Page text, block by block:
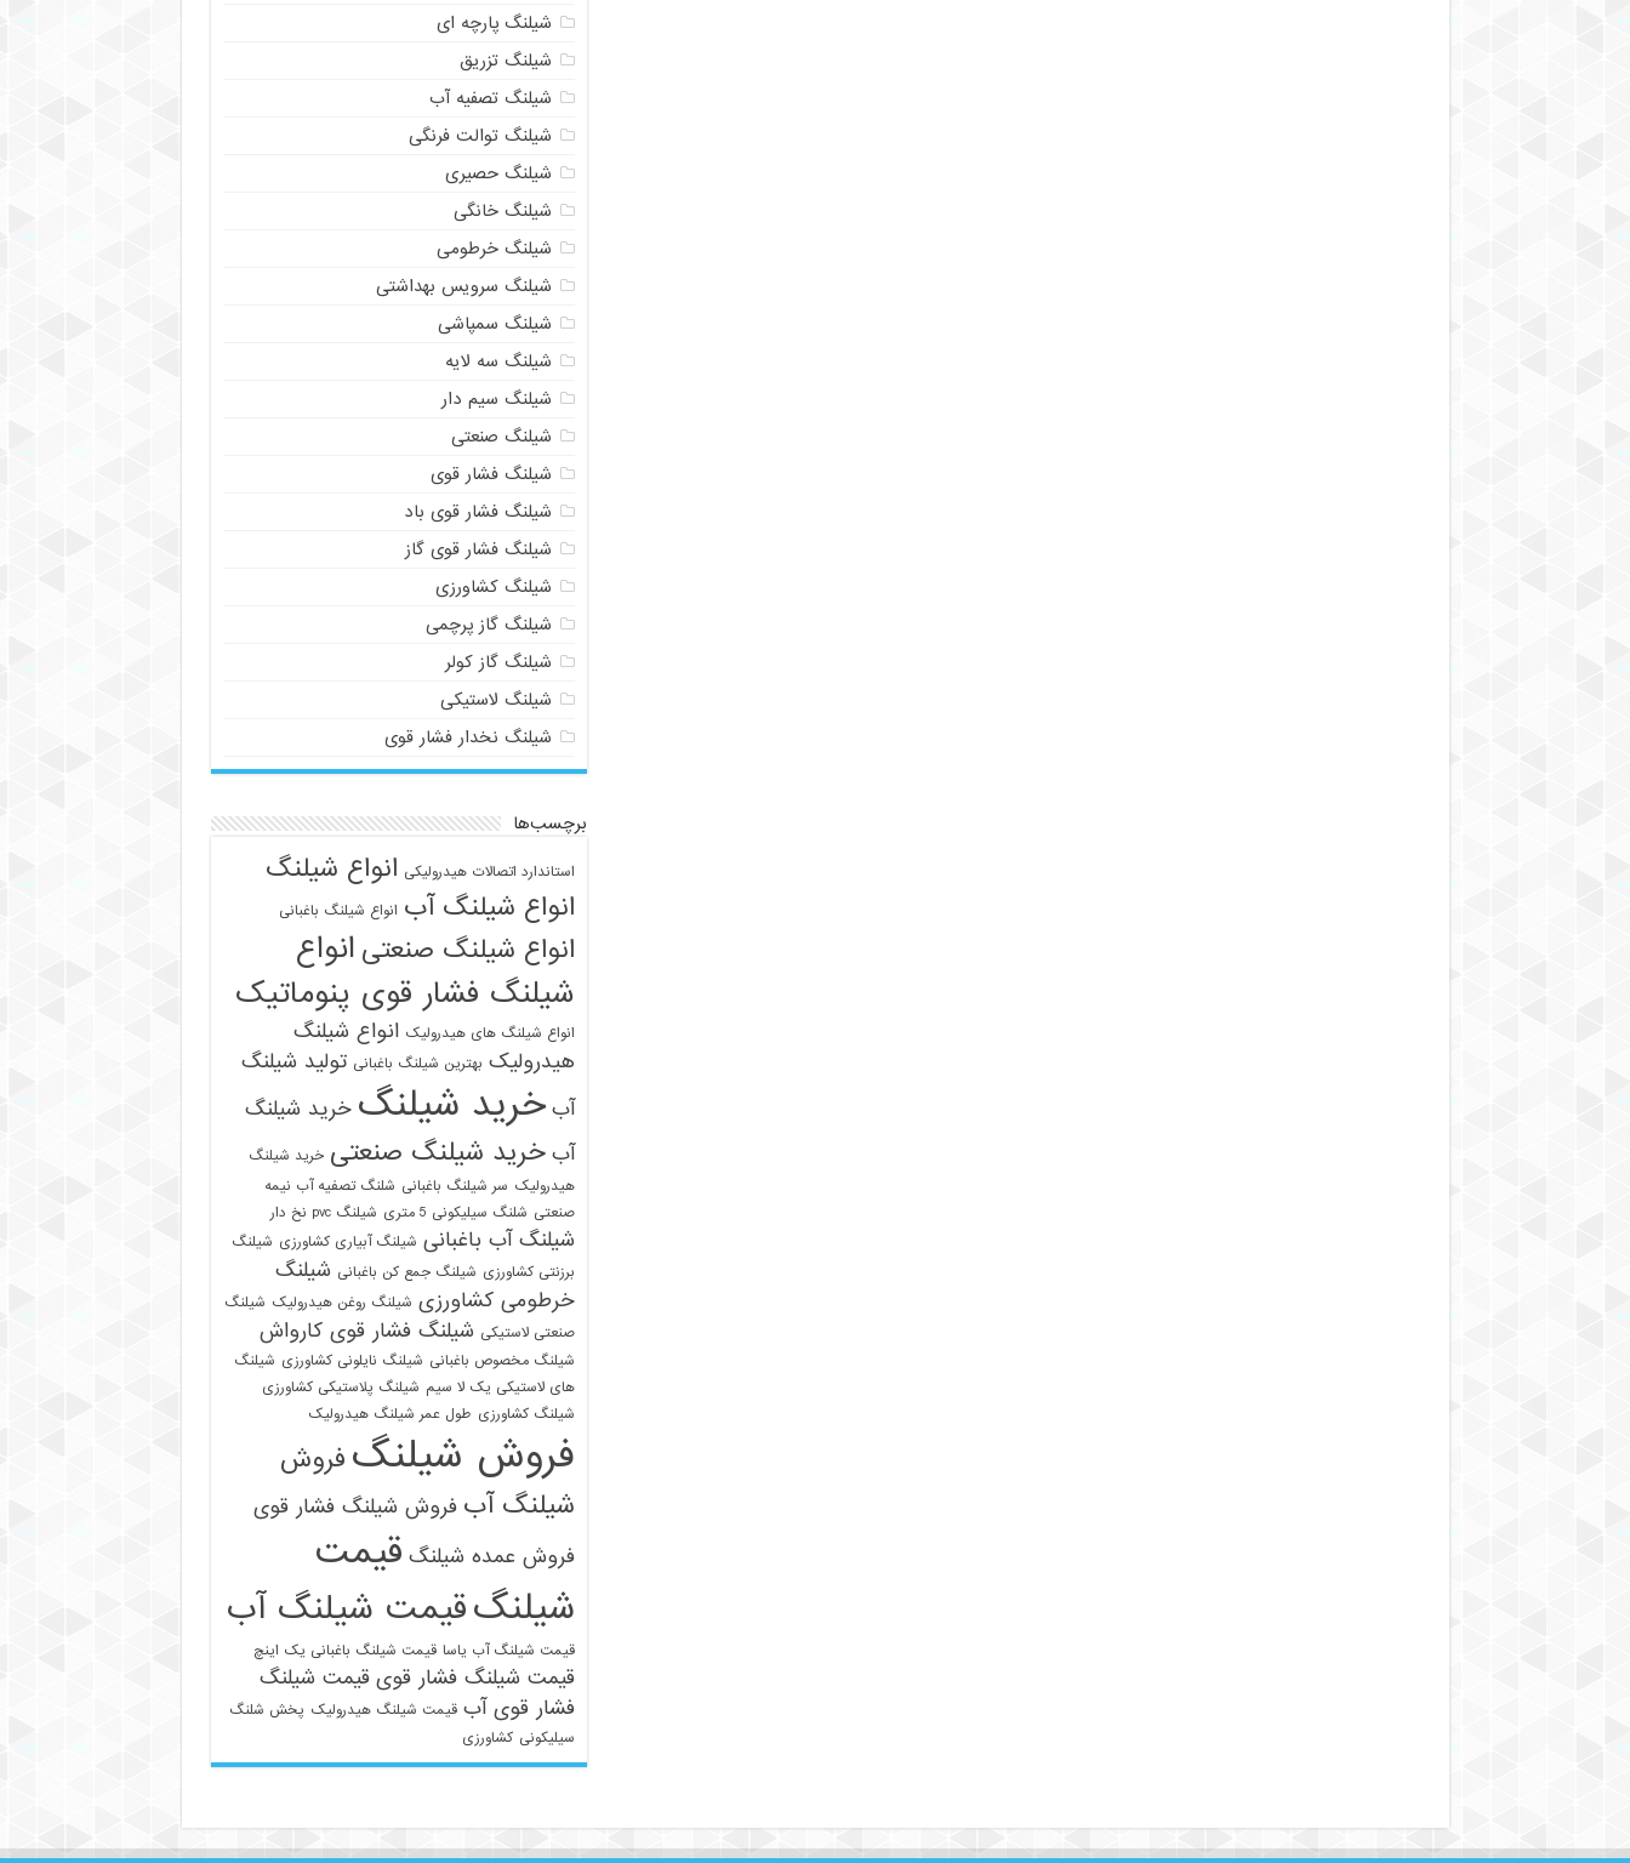
شیلنگ پارچه ای
شیلنگ تزریق
شیلنگ تصفیه آب
شیلنگ توالت فرنگی
شیلنگ حصیری
شیلنگ خانگی
شیلنگ خرطومی
شیلنگ سرویس بهداشتی
شیلنگ سمپاشی
شیلنگ سه لایه
شیلنگ سیم دار
شیلنگ صنعتی
شیلنگ فشار قوی
شیلنگ فشار قوی باد
شیلنگ فشار قوی گاز
شیلنگ کشاورزی
شیلنگ گاز پرچمی
شیلنگ گاز کولر
شیلنگ لاستیکی
شیلنگ نخدار فشار قوی
برچسب‌ها
استاندارد اتصالات هیدرولیکی انواع شیلنگ
انواع شیلنگ آب انواع شیلنگ باغبانی
انواع شیلنگ صنعتی انواع
شیلنگ فشار قوی پنوماتیک
انواع شیلنگ های هیدرولیک انواع شیلنگ
هیدرولیک بهترین شیلنگ باغبانی تولید شیلنگ
آب خرید شیلنگ خرید شیلنگ
آب خرید شیلنگ صنعتی خرید شیلنگ
هیدرولیک سر شیلنگ باغبانی شلنگ تصفیه آب نیمه
صنعتی شلنگ سیلیکونی 5 متری شیلنگ pvc نخ دار
شیلنگ آب باغبانی شیلنگ آبیاری کشاورزی شیلنگ
برزنتی کشاورزی شیلنگ جمع کن باغبانی شیلنگ
خرطومی کشاورزی شیلنگ روغن هیدرولیک شیلنگ
صنعتی لاستیکی شیلنگ فشار قوی کارواش
شیلنگ مخصوص باغبانی شیلنگ نایلونی کشاورزی شیلنگ
های لاستیکی یک لا سیم شیلنگ پلاستیکی کشاورزی
شیلنگ کشاورزی طول عمر شیلنگ هیدرولیک
فروش شیلنگ فروش
شیلنگ آب فروش شیلنگ فشار قوی
فروش عمده شیلنگ قیمت
شیلنگقیمت شیلنگ آب
قیمت شیلنگ آب یاسا قیمت شیلنگ باغبانی یک اینچ
قیمت شیلنگ فشار قوی قیمت شیلنگ
فشار قوی آب قیمت شیلنگ هیدرولیک پخش شلنگ
سیلیکونی کشاورزی